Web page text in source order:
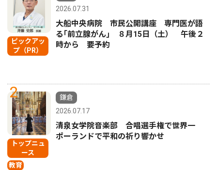
ピックアッ
プ（PR）
2026.07.31
大船中央病院 市民公開講座 専門医が語
る｢前立腺がん｣ ８月15日（土） 午後２
時から 要予約
2
トップニュ
ース
教育
鎌倉
2026.07.17
清泉女学院音楽部 合唱選手権で世界一
ポーランドで平和の祈り響かせ